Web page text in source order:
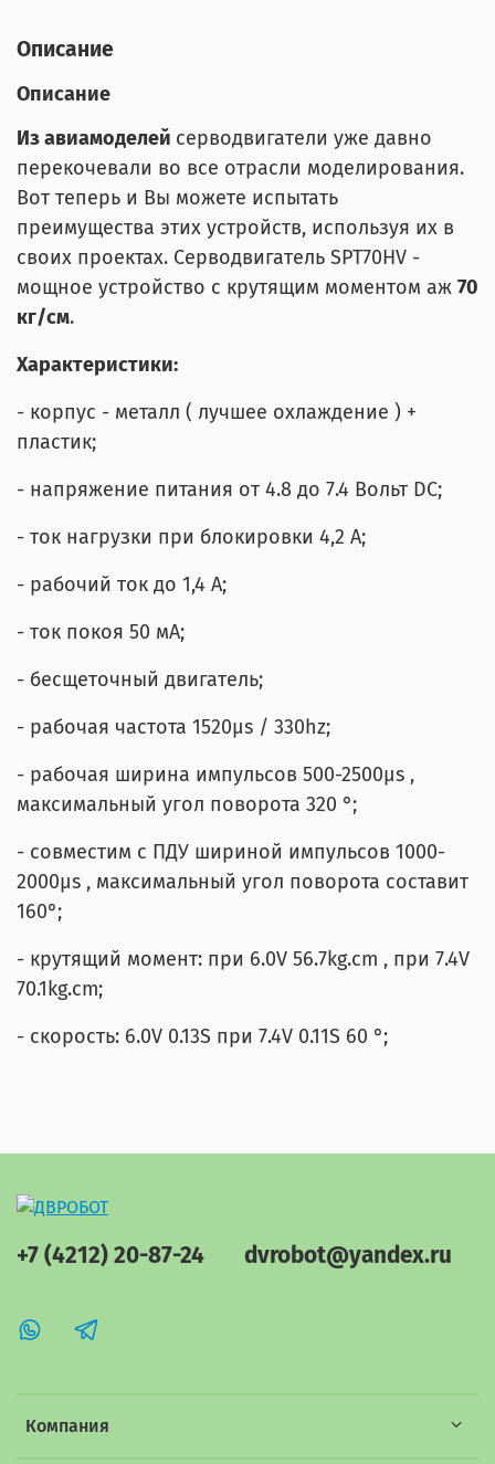
Описание
Описание
Из авиамоделей серводвигатели уже давно
перекочевали во все отрасли моделирования.
Вот теперь и Вы можете испытать
преимущества этих устройств, используя их в
своих проектах. Серводвигатель SPT70HV -
мощное устройство с крутящим моментом аж 70
кг/см.
Характеристики:
- корпус - металл ( лучшее охлаждение ) +
пластик;
- напряжение питания от 4.8 до 7.4 Вольт DC;
- ток нагрузки при блокировки 4,2 А;
- рабочий ток до 1,4 А;
- ток покоя 50 мА;
- бесщеточный двигатель;
- рабочая частота 1520μs / 330hz;
- рабочая ширина импульсов 500-2500μs ,
максимальный угол поворота 320 °;
- совместим с ПДУ шириной импульсов 1000-
2000μs , максимальный угол поворота составит
160°;
- крутящий момент: при 6.0V 56.7kg.cm , при 7.4V
70.1kg.cm;
- скорость: 6.0V 0.13S при 7.4V 0.11S 60 °;
Компания
+7 (4212) 20-87-24 dvrobot@yandex.ru